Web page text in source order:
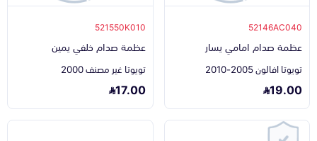
52146AC040
عظمة صدام امامي يسار
تويوتا افالون 2005-2010
19.00
521550K010
عظمة صدام خلفي يمين
تويوتا غير مصنف 2000
17.00